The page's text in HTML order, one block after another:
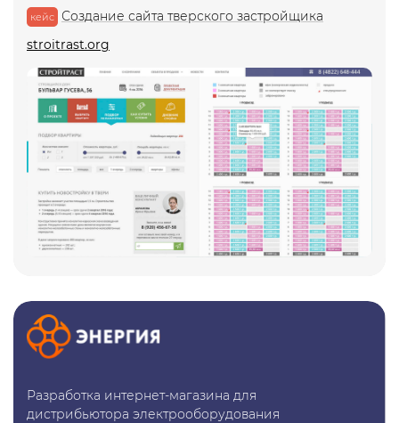
кейс Создание сайта тверского застройщика
stroitrast.org
Разработка интернет-магазина для
дистрибьютора электрооборудования
Продвижение сайтов
стоматологий
Контекстная реклама
Таргетированная реклама
Обслуживание
Продление лицензии Битрикс
Айдентика
Веб-аналитика